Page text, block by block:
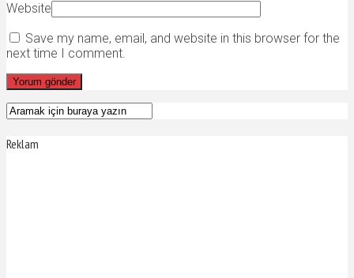
Website
Save my name, email, and website in this browser for the
next time I comment.
Reklam